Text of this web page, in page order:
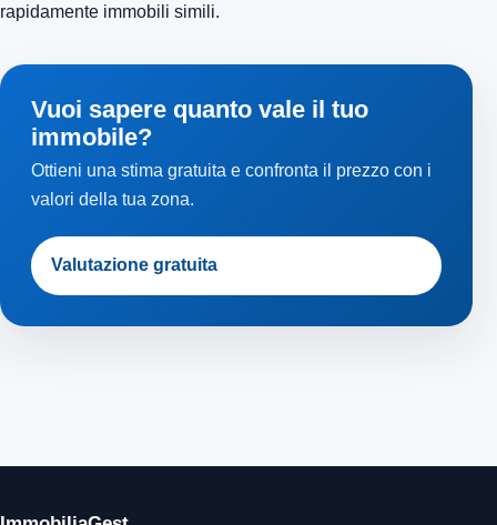
rapidamente immobili simili.
Vuoi sapere quanto vale il tuo
immobile?
Ottieni una stima gratuita e confronta il prezzo con i
valori della tua zona.
Valutazione gratuita